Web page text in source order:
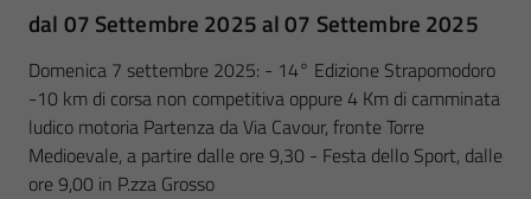
dal 07 Settembre 2025 al 07 Settembre 2025
Domenica 7 settembre 2025: - 14° Edizione Strapomodoro
-10 km di corsa non competitiva oppure 4 Km di camminata
ludico motoria Partenza da Via Cavour, fronte Torre
Medioevale, a partire dalle ore 9,30 - Festa dello Sport, dalle
ore 9,00 in P.zza Grosso